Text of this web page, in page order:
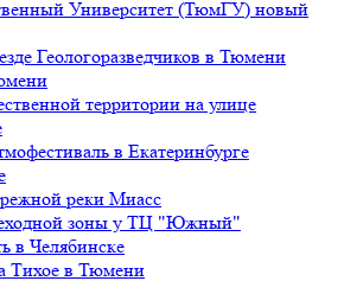
Университет (ТюмГУ) новый
Геологоразведчиков в Тюмени
территории на улице
в Екатеринбурге
реки Миасс
зоны у ТЦ "Южный"
в Челябинске
Тихое в Тюмени